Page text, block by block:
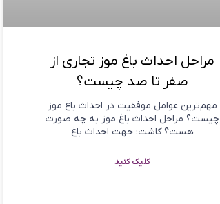
مراحل احداث باغ موز تجاری از
صفر تا صد چیست؟
مهم‌ترین عوامل موفقیت در احداث باغ موز
چیست؟ مراحل احداث باغ موز به چه صورت
هست؟ کاشت: جهت احداث باغ
کلیک کنید